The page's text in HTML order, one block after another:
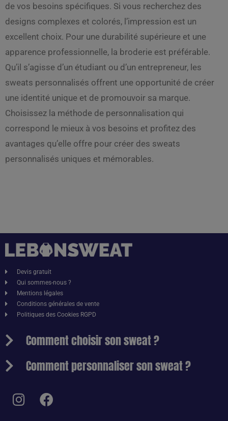
de vos besoins spécifiques. Si vous recherchez des
designs complexes et colorés, l’impression est un
excellent choix. Pour une durabilité supérieure et une
apparence professionnelle, la broderie est préférable.
Qu’il s’agisse d’un étudiant ou d’un entrepreneur, les
sweats personnalisés offrent une opportunité de créer
une identité unique et de promouvoir sa marque.
Choisissez la méthode de personnalisation qui
correspond le mieux à vos besoins et profitez des
avantages qu’elle offre pour créer des sweats
personnalisés uniques et mémorables.
Devis gratuit
Qui sommes-nous ?
Mentions légales
Conditions générales de vente
Politiques des Cookies RGPD
Comment choisir son sweat ?
Comment personnaliser son sweat ?